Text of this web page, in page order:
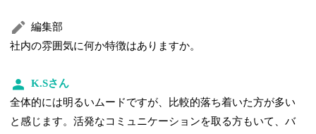
編集部
社内の雰囲気に何か特徴はありますか。
K.Sさん
全体的には明るいムードですが、比較的落ち着いた方が多い
と感じます。活発なコミュニケーションを取る方もいて、バ